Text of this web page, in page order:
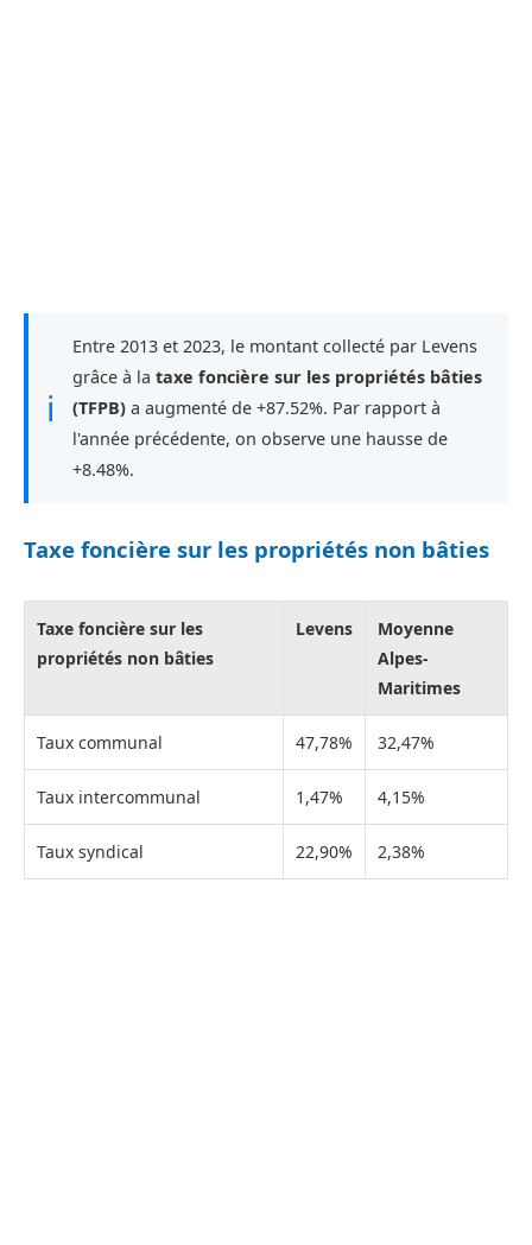
ℹ
Entre 2013 et 2023, le montant collecté par Levens
grâce à la taxe foncière sur les propriétés bâties
(TFPB) a augmenté de +87.52%. Par rapport à
l'année précédente, on observe une hausse de
+8.48%.
Taxe foncière sur les propriétés non bâties
Taxe foncière sur les
propriétés non bâties
Levens
Moyenne
Alpes-
Maritimes
Taux communal 47,78% 32,47%
Taux intercommunal 1,47% 4,15%
Taux syndical 22,90% 2,38%